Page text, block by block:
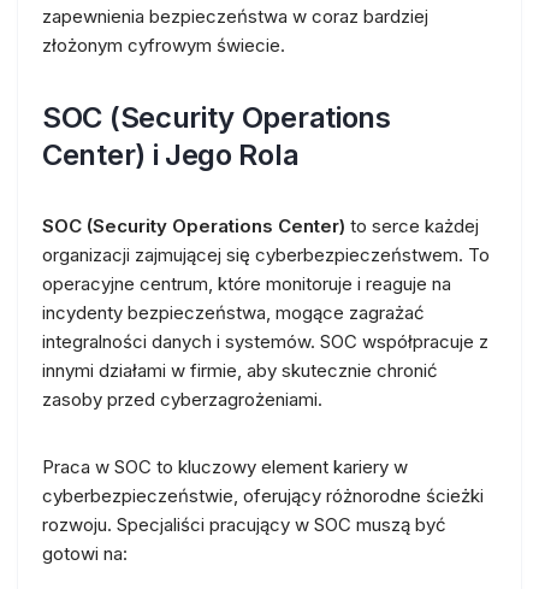
zapewnienia bezpieczeństwa w coraz bardziej
złożonym cyfrowym świecie.
SOC (Security Operations
Center) i Jego Rola
SOC (Security Operations Center) to serce każdej
organizacji zajmującej się cyberbezpieczeństwem. To
operacyjne centrum, które monitoruje i reaguje na
incydenty bezpieczeństwa, mogące zagrażać
integralności danych i systemów. SOC współpracuje z
innymi działami w firmie, aby skutecznie chronić
zasoby przed cyberzagrożeniami.
Praca w SOC to kluczowy element kariery w
cyberbezpieczeństwie, oferujący różnorodne ścieżki
rozwoju. Specjaliści pracujący w SOC muszą być
gotowi na: